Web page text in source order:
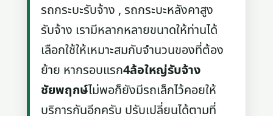
รถกระบะรับจ้าง , รถกระบะหลังคาสูง
รับจ้าง เรามีหลากหลายขนาดให้ท่านได้
เลือกใช้ให้เหมาะสมกับจำนวนของที่ต้อง
ย้าย หากรอบแรก4ล้อใหญ่รับจ้าง
ชัยพฤกษ์ไม่พอก็ยังมีรถเล็กไว้คอยให้
บริการกันอีกครับ ปรับเปลี่ยนได้ตามที่